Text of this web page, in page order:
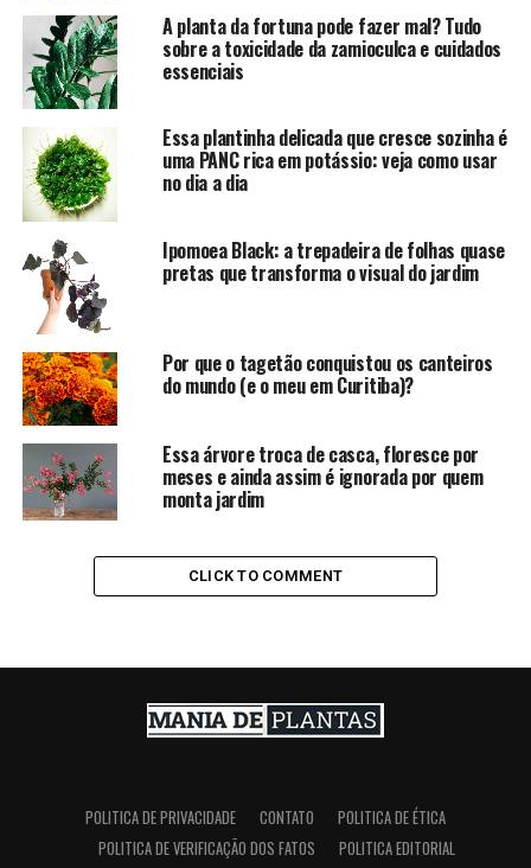
A planta da fortuna pode fazer mal? Tudo
sobre a toxicidade da zamioculca e cuidados
essenciais
Essa plantinha delicada que cresce sozinha é
uma PANC rica em potássio: veja como usar
no dia a dia
Ipomoea Black: a trepadeira de folhas quase
pretas que transforma o visual do jardim
Por que o tagetão conquistou os canteiros
do mundo (e o meu em Curitiba)?
Essa árvore troca de casca, floresce por
meses e ainda assim é ignorada por quem
monta jardim
CLICK TO COMMENT
POLITICA DE PRIVACIDADE CONTATO
POLITICA DE ÉTICA
POLITICA DE VERIFICAÇÃO DOS FATOS
POLITICA EDITORIAL